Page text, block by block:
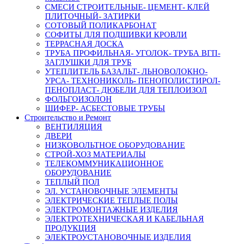
СМЕСИ СТРОИТЕЛЬНЫЕ- ЦЕМЕНТ- КЛЕЙ
ПЛИТОЧНЫЙ- ЗАТИРКИ
СОТОВЫЙ ПОЛИКАРБОНАТ
СОФИТЫ ДЛЯ ПОДШИВКИ КРОВЛИ
ТЕРРАСНАЯ ДОСКА
ТРУБА ПРОФИЛЬНАЯ- УГОЛОК- ТРУБА ВГП-
ЗАГЛУШКИ ДЛЯ ТРУБ
УТЕПЛИТЕЛЬ БАЗАЛЬТ- ЛЬНОВОЛОКНО-
УРСА- ТЕХНОНИКОЛЬ- ПЕНОПОЛИСТИРОЛ-
ПЕНОПЛАСТ- ДЮБЕЛИ ДЛЯ ТЕПЛОИЗОЛ
ФОЛЬГОИЗОЛОН
ШИФЕР- АСБЕСТОВЫЕ ТРУБЫ
Строительство и Ремонт
ВЕНТИЛЯЦИЯ
ДВЕРИ
НИЗКОВОЛЬТНОЕ ОБОРУДОВАНИЕ
СТРОЙ-ХОЗ МАТЕРИАЛЫ
ТЕЛЕКОММУНИКАЦИОННОЕ
ОБОРУДОВАНИЕ
ТЕПЛЫЙ ПОЛ
ЭЛ. УСТАНОВОЧНЫЕ ЭЛЕМЕНТЫ
ЭЛЕКТРИЧЕСКИЕ ТЕПЛЫЕ ПОЛЫ
ЭЛЕКТРОМОНТАЖНЫЕ ИЗДЕЛИЯ
ЭЛЕКТРОТЕХНИЧЕСКАЯ И КАБЕЛЬНАЯ
ПРОДУКЦИЯ
ЭЛЕКТРОУСТАНОВОЧНЫЕ ИЗДЕЛИЯ